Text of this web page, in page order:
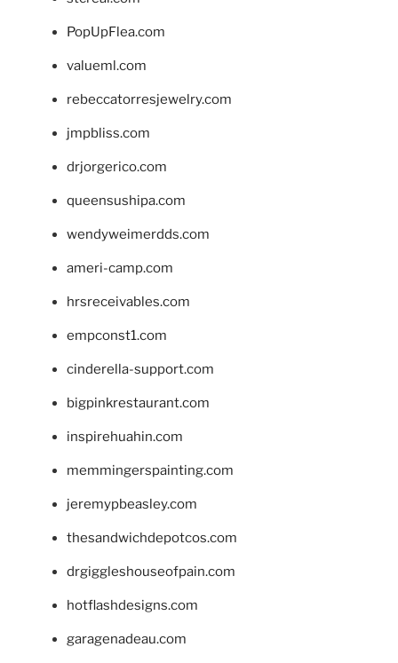
PopUpFlea.com
valueml.com
rebeccatorresjewelry.com
jmpbliss.com
drjorgerico.com
queensushipa.com
wendyweimerdds.com
ameri-camp.com
hrsreceivables.com
empconst1.com
cinderella-support.com
bigpinkrestaurant.com
inspirehuahin.com
memmingerspainting.com
jeremypbeasley.com
thesandwichdepotcos.com
drgiggleshouseofpain.com
hotflashdesigns.com
garagenadeau.com